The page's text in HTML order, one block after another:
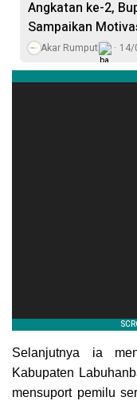
Angkatan ke-2,
Sampaikan
Akar Rumput 14/
Selanjutnya ia
Kabupaten
mensuport pemilu